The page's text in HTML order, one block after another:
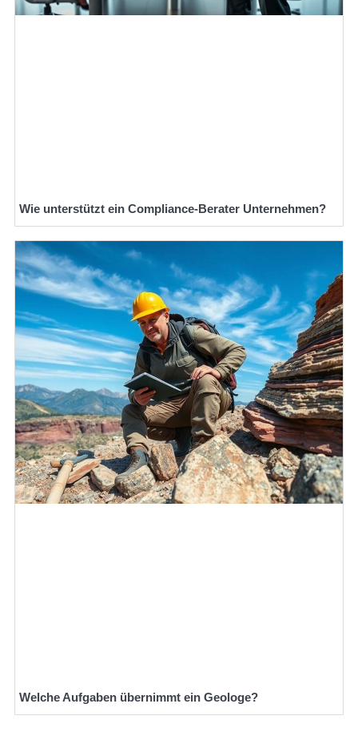
Wie unterstützt ein Compliance-Berater Unternehmen?
Welche Aufgaben übernimmt ein Geologe?